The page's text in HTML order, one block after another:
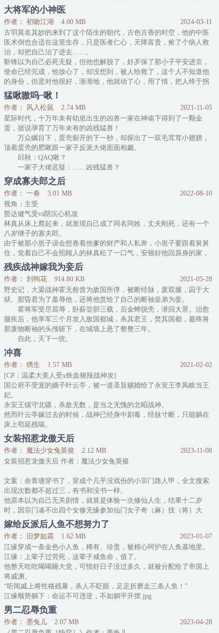
小说男主top1，乔晗决定反抗系统人设改变剧情。
目标：帮美强惨男主走向龙傲天之路！
系统：警告！警告！严重警告！你是反派炮灰，要执行任务。
乔晗：拜托，那可是我男神啊！我家男神怎么
大将军的小神医
作者： 初吻江湖 4.00 MB
2024-03-11
古羽莫名其妙的来到了这个陌生的朝代，古色古香的时空，他的中医
医术倒也合适在这里生存，只是医者仁心，天降富贵，捡了个病人救
治，却把自己治了进去……。
靳锋以为自己必死无疑，但他也解脱了，好歹保了那小子平安进京，
使命已经完成，他放心了，却没想到，被人给救了，这个人不知道他
的身份，但是对他很好，渐渐地，他就动了心，用了情，把人终于拐
到了身边……。
关键字：大将军的小神医，初吻江湖，穿越，中医，古羽，靳锋，靳
常胜，靳不二
猛啾嗷呜~啾！
作者： 风入松鼠 2.74 MB
2021-11-05
星际时代，十万年未有幼崽出生的凶兽一家在神谕下得到了一颗金
蛋，据说孕育了万年未有的凶残猛兽！
万众瞩目下，蛋壳裂开的下一秒，却探出了一双毛茸茸小翅膀，
顶着蛋壳的肥啾跟一家子反派大佬面面相觑。
邱秋：QAQ啾？
一家子大佬迟疑：……凶残猛兽？
#特么这辈子就没这么离谱过#
*
全家残暴肉食系，偏偏小儿子是个食草系！？
对此全星际内心OS：可怜崽儿，多半药丸。
直到化形期照片意外曝光，看到被一家子大佬牵在身边，抱着一
只小龙，淡紫色眼眸腼腆回望的少年后，全宇宙都疯
穿成寡夫郎之后
作者： 一春 3.01 MB
2022-08-10
视角：主受
豁达健气受vs阴沉心机攻
林真从床上爬起来，就发现自己成了同名同姓，丈夫刚死，还有一个
八岁继子的寡夫郎。
由于被那小崽子误会想卷着他爹的财产和人私奔，小崽子要跟着舅舅
住，觉着自己不会照顾人的林真松了一口气，安顿好他回原身的家，
带着家人发家致富奔小康。
哪想到小崽子舅舅舅母为了银子虐待小崽子，他这个继爹只能收拾了
舅舅舅母将其接回来，顺便为了不让孩子长歪，将其送进学堂。
童生，秀才，举人，状元
顾凛越来越有本事，成了当朝最年轻的首辅。
林真发现，这个便宜儿子看他的目光越来越不对劲了，
残疾战神嫁我为妾后
作者： 刘狗花 914.80 KB
2021-05-28
野史记，大梁战神霍无咎曾为敌国所俘，被断经脉，废双腿，囚于大
狱。那昏君为了羞辱他，还将他赏给了自己的断袖皇弟为妾。
霍将军受尽屈辱，卧薪尝胆三载，后金蝉脱壳，潜回大景。治愈
腿疾后，他率军三个月攻入敌国都城，杀其君王，焚其国都，最终将
那废物断袖的头颅斩下，在城墙上悬了整整三年。
自此，天下一统。
——
某高校历史系导师江随舟，收到了一篇以霍无咎的野史为根据写
的毕业论文，将学生批评了一番。
再睁眼，他穿成了野史中的那个断袖王爷。
四下里张灯结彩，下人来报，说敌国那个残废将军
冲喜
作者： 绣生 1.57 MB
2021-02-02
[CP：温柔大美人受x铁血狠辣战神攻]
国公府不受宠的嫡子叶云亭，被一道圣旨赐婚给了永安王李凤岐当王
妃。
永安王镇守北疆，杀敌无数，是当之无愧的北昭战神。
然而叶云亭嫁过去的时候，战神已经身中剧毒，经脉寸断，只能躺在
床上苟延残喘。
叶云亭心如死灰嫁过去，因惧怕战神凶名，躲在自己的院子里得过且
过。没过多久，他因误喝了给永安王的毒汤，就此命丧黄泉。
临死前，那个据说快死了的永安王半跪在他床前，握着他的手郑重承
诺：“你因我而丧命，从今往后，我会竭我所能庇护你的亲人，你安
后来他登基为帝，果
女装招惹龙傲天后
作者： 魔法少女兔英俊 2.12 MB
2023-11-08
女装招惹龙傲天后 作者：魔法少女兔英俊
文案：余青瑭穿书了，穿成个几乎没戏份的小宗门路人甲，全文搜索
出现次数都不超过三，有书和没书一样。
他原本以为自己无关剧情，就算是体验一次修仙人生，结果十二岁
时，因宗门凑不出四个女修无缘参加仙门女子奇（麻）技（将）大
比，被他大师姐套上女装拎去了万仙阁凑数。
万仙阁后山，他见到了年纪尚小的龙傲天，龙傲天说对“她”一见钟
情。
余青瑭：“……”
他皮笑肉不笑，“哈哈，我年纪尚小，有本事你以后来提亲。”
龙傲天折了枝桃花与他，眸光璀璨顾盼流光，一派天真少年风流
嫁给反派后人鱼不想努力了
作者： 旧梦如霜 1.62 MB
2023-01-07
江缘穿成一条金色小人鱼，稀有、珍贵，被精心呵护在人鱼基地里。
江缘：上辈子过劳死，这辈子咸鱼命，值了。
他整天吃吃喝喝睡大觉，可惜好日子没过多久，就被分配给了帝国上
将戚渊。
“听闻戚上将性格残暴，杀人不眨眼，足足折磨走三条人鱼！”
江缘顺势躺下：命运不可违逆，不如躺平开摆.jpg
初见，戚渊漠然说：“随便丢哪，别碍着我眼。”
江缘：什么？不用工作了？还有这种好事！？
第二次见面，戚渊冷酷道：“人鱼这种生物，最是趋炎附势，没一条
男二忍辱负重
作者： 墨兔儿 2.07 MB
2023-04-28